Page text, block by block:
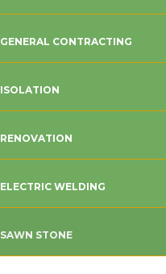
GENERAL CONTRACTING
ISOLATION
RENOVATION
ELECTRIC WELDING
SAWN STONE